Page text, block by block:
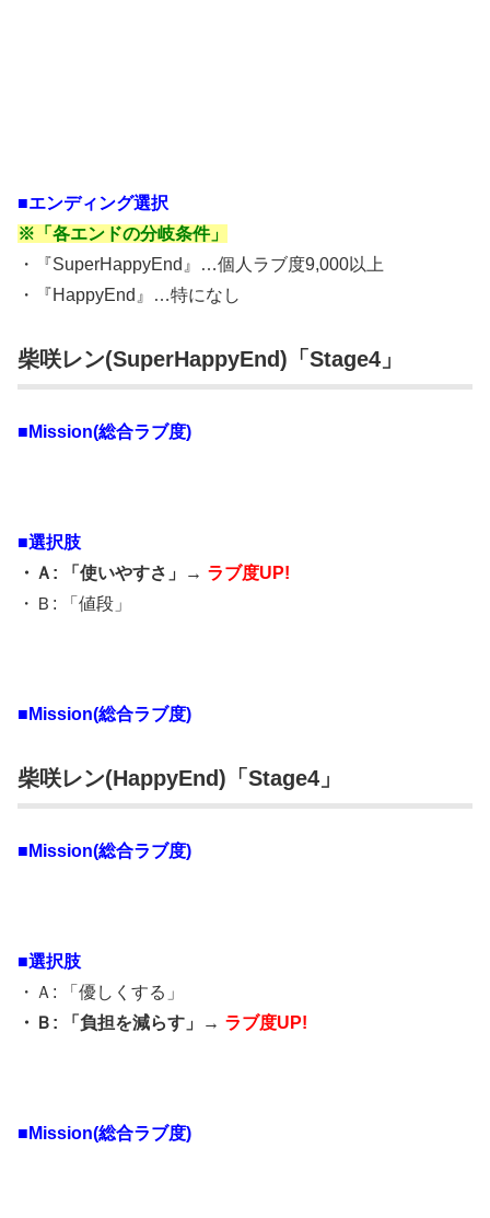
■エンディング選択
※「各エンドの分岐条件」
・『SuperHappyEnd』…個人ラブ度9,000以上
・『HappyEnd』…特になし
柴咲レン(SuperHappyEnd)「Stage4」
■Mission(総合ラブ度)
■選択肢
・Ａ: 「使いやすさ」→ ラブ度UP!
・Ｂ: 「値段」
■Mission(総合ラブ度)
柴咲レン(HappyEnd)「Stage4」
■Mission(総合ラブ度)
■選択肢
・Ａ: 「優しくする」
・Ｂ: 「負担を減らす」→ ラブ度UP!
■Mission(総合ラブ度)